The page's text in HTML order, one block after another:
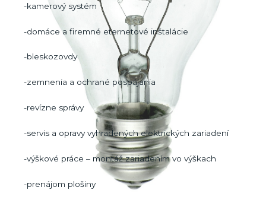
-kamerový systém
-domáce a firemné eternetové inštalácie
-bleskozovdy
-zemnenia a ochrané pospájania
-revízne správy
-servis a opravy vyhradených elektrických zariadení
-výškové práce – montáž zariadením vo výškach
-prenájom plošiny